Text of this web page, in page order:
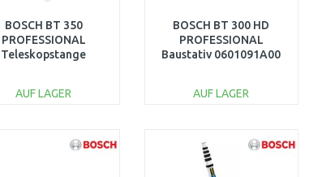
BOSCH BT 350
PROFESSIONAL
Teleskopstange
AUF LAGER
BOSCH BT 300 HD
PROFESSIONAL
Baustativ 0601091A00
AUF LAGER
Vergleichen